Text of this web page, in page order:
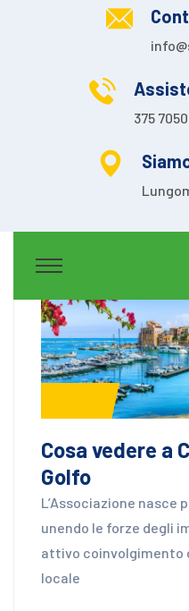
375
Cosa vedere a
Golfo
L’Associazione nasce
unendo le forze degli
attivo coinvolgimento
locale